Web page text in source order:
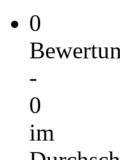
0
-
0
im